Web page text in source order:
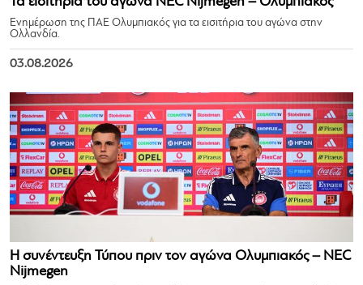
Ενημέρωση της ΠΑΕ Ολυμπιακός για τα εισιτήρια του αγώνα στην
Ολλανδία.
03.08.2026
Η συνέντευξη Τύπου πριν τον αγώνα Ολυμπιακός – NEC
Nijmegen